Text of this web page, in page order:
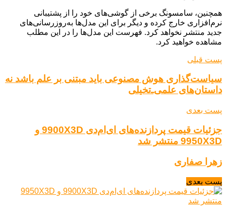
همچنین، سامسونگ برخی از گوشی‌های خود را از پشتیبانی
نرم‌افزاری خارج کرده و دیگر برای این مدل‌ها به‌روزرسانی‌های
جدید منتشر نخواهد کرد. فهرست این مدل‌ها را در این مطلب
مشاهده خواهید کرد.
پست قبلی
سیاست‌گذاری هوش مصنوعی باید مبتنی بر علم باشد نه
داستان‌های علمی‌ـ‌تخیلی
پست بعدی
جزئیات قیمت پردازنده‌های ای‌ام‌دی 9900X3D و
9950X3D منتشر شد
زهرا صفاری
پست بعدی